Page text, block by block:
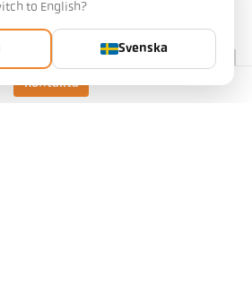
Kontakta
förblir det uppmätta värdet för
to English?
Svenska